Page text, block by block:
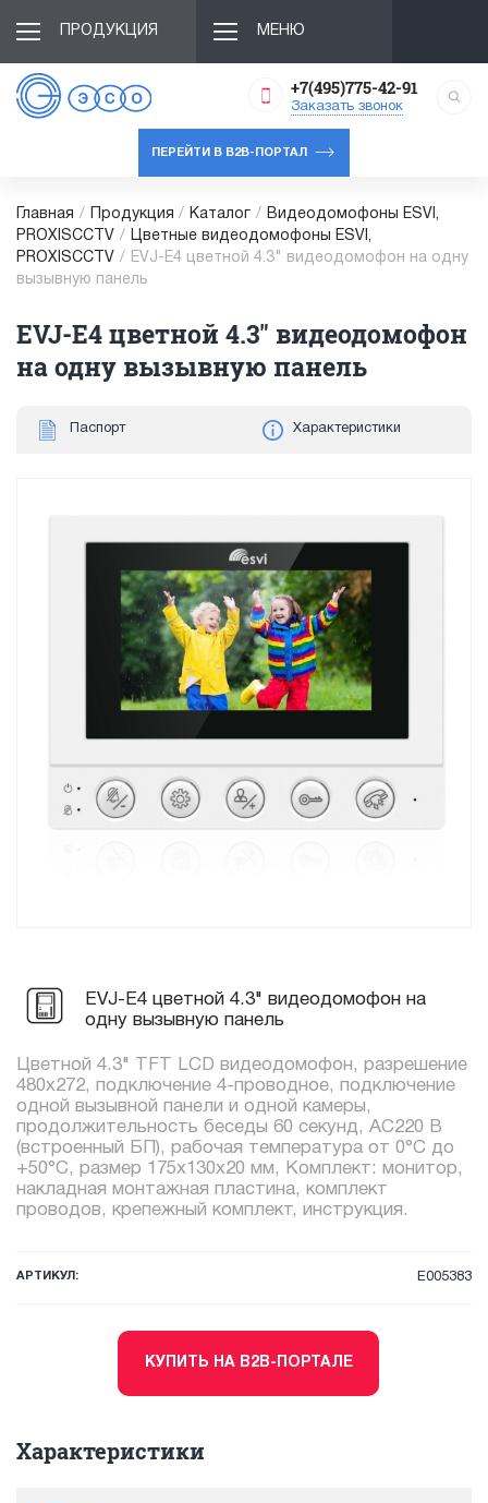
ПРОДУКЦИЯ МЕНЮ
+7(495)775-42-91
Заказать звонок
ПЕРЕЙТИ В B2B-ПОРТАЛ
Главная / Продукция / Каталог /
Видеодомофоны ESVI,
PROXISCCTV /
Цветные видеодомофоны ESVI,
PROXISCCTV /
EVJ-E4 цветной 4.3" видеодомофон на одну
вызывную панель
EVJ-E4 цветной 4.3" видеодомофон
на одну вызывную панель
Паспорт Характеристики
EVJ-E4 цветной 4.3" видеодомофон на
одну вызывную панель
Цветной 4.3" TFT LCD видеодомофон, разрешение
480х272, подключение 4-проводное, подключение
одной вызывной панели и одной камеры,
продолжительность беседы 60 секунд, AC220 В
(встроенный БП), рабочая температура от 0°С до
+50°С, размер 175x130x20 мм, Комплект: монитор,
накладная монтажная пластина, комплект
проводов, крепежный комплект, инструкция.
АРТИКУЛ: E005383
КУПИТЬ НА B2B-ПОРТАЛЕ
Характеристики